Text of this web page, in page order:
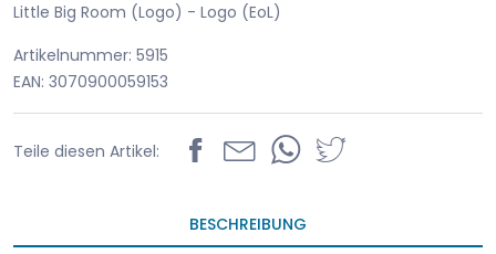
Little Big Room (Logo) - Logo (EoL)
Artikelnummer: 5915
EAN: 3070900059153
Teile diesen Artikel:
BESCHREIBUNG